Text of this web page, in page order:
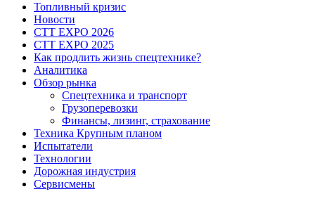
Топливный кризис
Новости
CTT EXPO 2026
CTT EXPO 2025
Как продлить жизнь спецтехнике?
Аналитика
Обзор рынка
Спецтехника и транспорт
Грузоперевозки
Финансы, лизинг, страхование
Техника Крупным планом
Испытатели
Технологии
Дорожная индустрия
Сервисмены